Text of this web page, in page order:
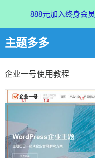
主题多多
企业一号使用教程
888元加入终身会